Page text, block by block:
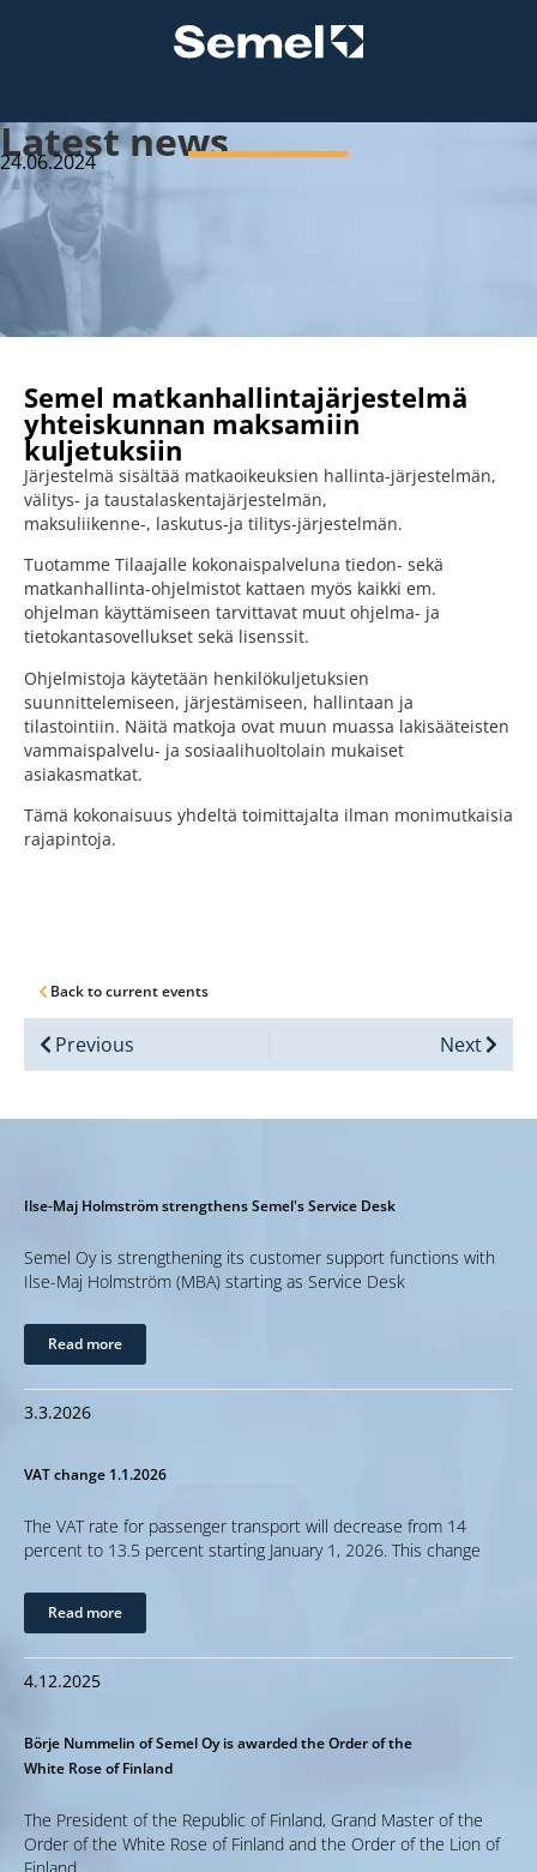
Latest news
24.06.2024
Semel matkanhallintajärjestelmä
yhteiskunnan maksamiin
kuljetuksiin
Järjestelmä sisältää matkaoikeuksien hallinta-järjestelmän,
välitys- ja taustalaskentajärjestelmän,
maksuliikenne-, laskutus-ja tilitys-järjestelmän.
Tuotamme Tilaajalle kokonaispalveluna tiedon- sekä
matkanhallinta-ohjelmistot kattaen myös kaikki em.
ohjelman käyttämiseen tarvittavat muut ohjelma- ja
tietokantasovellukset sekä lisenssit.
Ohjelmistoja käytetään henkilökuljetuksien
suunnittelemiseen, järjestämiseen, hallintaan ja
tilastointiin. Näitä matkoja ovat muun muassa lakisääteisten
vammaispalvelu- ja sosiaalihuoltolain mukaiset
asiakasmatkat.
Tämä kokonaisuus yhdeltä toimittajalta ilman monimutkaisia
rajapintoja.
Back to current events
Previous Next
Ilse-Maj Holmström strengthens Semel's Service Desk
Semel Oy is strengthening its customer support functions with
Ilse-Maj Holmström (MBA) starting as Service Desk
Read more
3.3.2026
VAT change 1.1.2026
The VAT rate for passenger transport will decrease from 14
percent to 13.5 percent starting January 1, 2026. This change
Read more
4.12.2025
Börje Nummelin of Semel Oy is awarded the Order of the
White Rose of Finland
The President of the Republic of Finland, Grand Master of the
Order of the White Rose of Finland and the Order of the Lion of
Finland